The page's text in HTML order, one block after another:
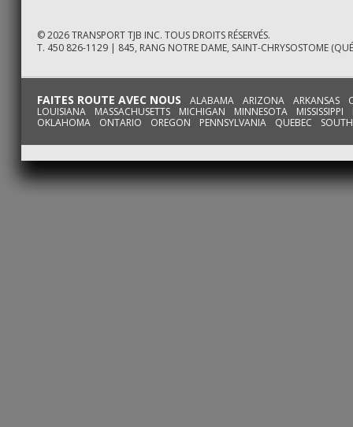
© 2026 TRANSPORT TJB INC. TOUS DROITS RÉSERVÉS.
T. 450 826-1129 | 845, RANG NOTRE DAME, SAINT-CHRYSOSTOME
FAITES ROUTE AVEC NOUS ALABAMA ARIZONA ARKANSAS
LOUISIANA MASSACHUSETTS MICHIGAN MINNESOTA
OKLAHOMA ONTARIO OREGON PENNSYLVANIA QUEBEC